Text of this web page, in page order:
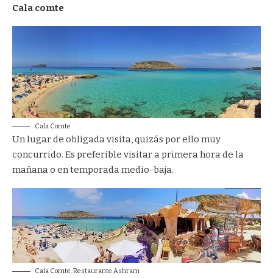
Cala comte
Cala Comte
Un lugar de obligada visita, quizás por ello muy
concurrido. Es preferible visitar a primera hora de la
mañana o en temporada medio-baja.
Cala Comte. Restaurante Ashram